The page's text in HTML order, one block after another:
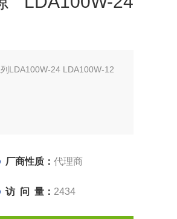
LDA100W-24 LDA100W-12
厂商性质：代理商
访 问 量： 2434